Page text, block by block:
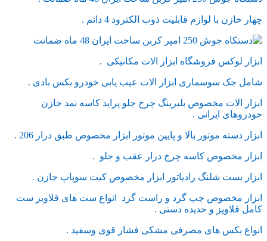
چهار خازن با لوازم قابلیت ذوب الکترود 4 دائم .
ابزار لوکس فروشگاه ابزار الات مکانیکی .
شامل جک سوسماری ابزار الات عیب یابی خودرو بکس بادی .
ابزار الات مخصوص بلبرینگ چرخ جلو پراید کاسه نمد جازن
خودروهای ایرانی .
ابزار دسته موتور بالا و پایین موتور ابزار مخصوص طبق درار 206 .
ابزار مخصوص کاسه چرخ درار عقب و جلو .
ابزار بست شلنگ رادیاتور ابزار مخصوص کیت سوپاپ جازن .
ابزار مخصوص چپ گرد و راست گرد انواع ست های قلاویز ست
کامل قلاویز و حدیده دستی .
انواع بکس های مصرفی مشکی فشار قوی وسفید .